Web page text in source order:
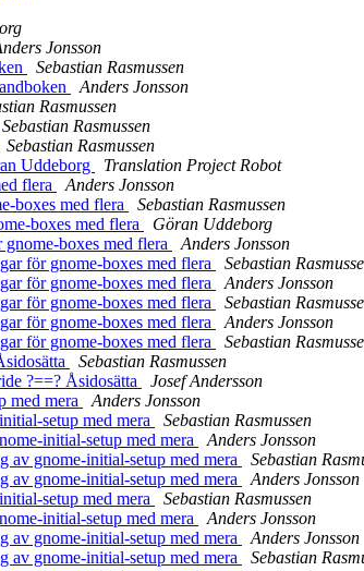
Jonsson
Sebastian Rasmussen
Anders Jonsson
Rasmussen
Sebastian Rasmussen
Sebastian Rasmussen
Uddeborg
Translation Project Robot
flera
Anders Jonsson
boxes med flera
Sebastian Rasmussen
boxes med flera
Göran Uddeborg
boxes med flera
Anders Jonsson
för gnome-boxes med flera
Sebastian
för gnome-boxes med flera
Anders Jonsson
för gnome-boxes med flera
Sebastian
för gnome-boxes med flera
Anders Jonsson
för gnome-boxes med flera
Sebastian
Sebastian Rasmussen
?==? Åsidosätta
Josef Andersson
med mera
Anders Jonsson
setup med mera
Sebastian Rasmussen
initial-setup med mera
Anders Jonsson
av gnome-initial-setup med mera
Sebastian
av gnome-initial-setup med mera
Anders Jonsson
setup med mera
Sebastian Rasmussen
initial-setup med mera
Anders Jonsson
av gnome-initial-setup med mera
Anders Jonsson
av gnome-initial-setup med mera
Sebastian